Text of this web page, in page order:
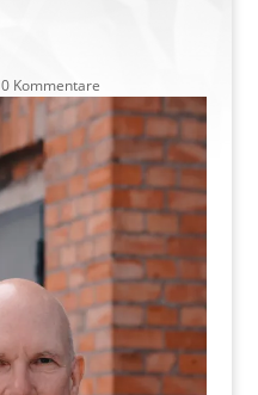
0 Kommentare